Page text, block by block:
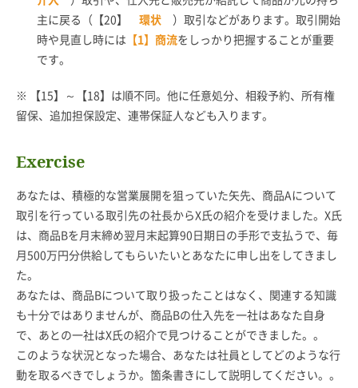
主に戻る（【20】
環状 ）取引などがあります。取引開始
時や見直し時には 【1】商流をしっかり把握することが重要
です。
※ 【15】～【18】は順不同。他に任意処分、相殺予約、所有権
留保、追加担保設定、連帯保証人なども入ります。
Exercise
あなたは、積極的な営業展開を狙っていた矢先、商品Aについて
取引を行っている取引先の社長からX氏の紹介を受けました。X氏
は、商品Bを月末締め翌月末起算90日期日の手形で支払うで、毎
月500万円分供給してもらいたいとあなたに申し出をしてきまし
た。
あなたは、商品Bについて取り扱ったことはなく、関連する知識
も十分ではありませんが、商品Bの仕入先を一社はあなた自身
で、あとの一社はX氏の紹介で見つけることができました。。
このような状況となった場合、あなたは社員としてどのような行
動を取るべきでしょうか。箇条書きにして説明してください。。